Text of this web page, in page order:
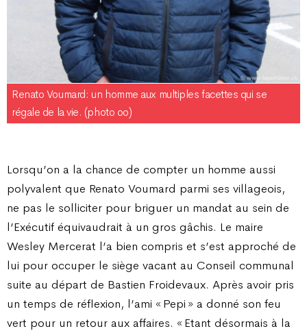
Renato Voumard : un homme aux multiples facettes qui se
régale de la vie. (photo oo)
Lorsqu’on a la chance de compter un homme aussi
polyvalent que Renato Voumard parmi ses villageois,
ne pas le solliciter pour briguer un mandat au sein de
l’Exécutif équivaudrait à un gros gâchis. Le maire
Wesley Mercerat l’a bien compris et s’est approché de
lui pour occuper le siège vacant au Conseil communal
suite au départ de Bastien Froidevaux. Après avoir pris
un temps de réflexion, l’ami « Pepi » a donné son feu
vert pour un retour aux affaires. « Etant désormais à la